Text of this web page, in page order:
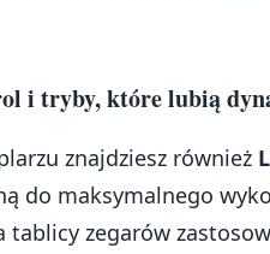
i tryby, które lubią
znajdziesz również
do maksymalnego
tablicy zegarów